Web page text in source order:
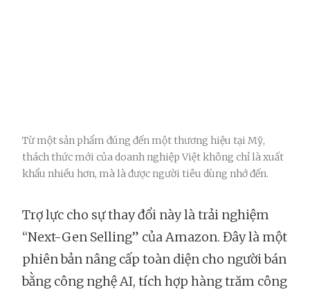
Từ một sản phẩm đúng đến một thương hiệu tại Mỹ,
thách thức mới của doanh nghiệp Việt không chỉ là xuất
khẩu nhiều hơn, mà là được người tiêu dùng nhớ đến.
Trợ lực cho sự thay đổi này là trải nghiệm
“Next-Gen Selling” của Amazon. Đây là một
phiên bản nâng cấp toàn diện cho người bán
bằng công nghệ AI, tích hợp hàng trăm công